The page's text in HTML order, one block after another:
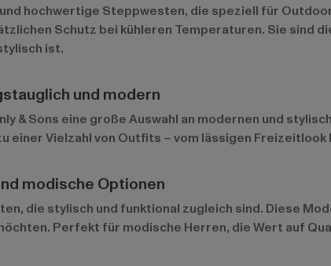
hochwertige Steppwesten, die speziell für
Schutz bei kühleren Temperaturen. Sie sind
ist.
und modern
& Sons eine große Auswahl an modernen und
einer Vielzahl von Outfits – vom lässigen Freizeitlook
modische Optionen
die stylisch und funktional zugleich sind. Diese
Perfekt für modische Herren, die Wert auf